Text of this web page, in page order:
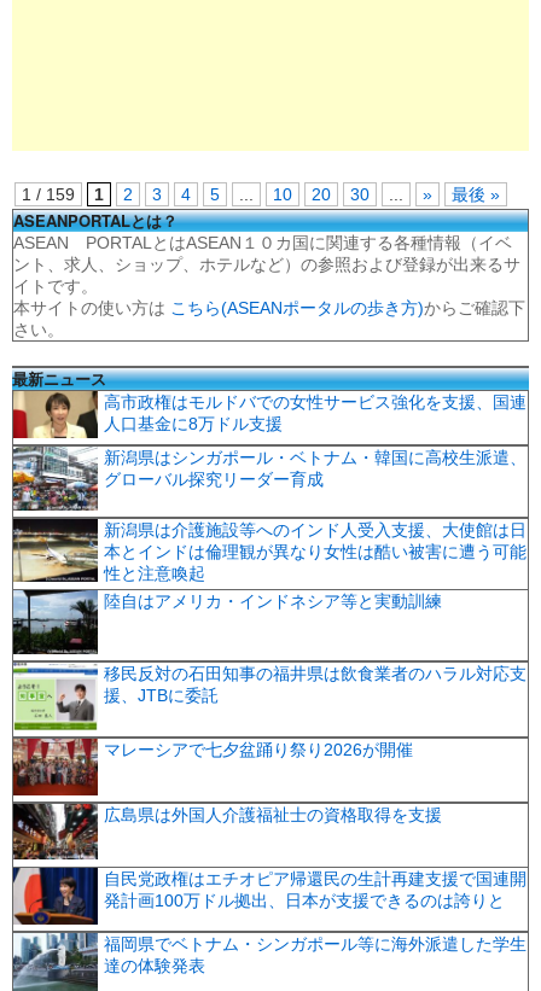
1 / 159 1 2 3 4 5 10 20 30 » 最後 »
ASEANPORTALとは？
ASEAN PORTALとはASEAN１０カ国に関連する各種情報（イベ
ント、求人、ショップ、ホテルなど）の参照および登録が出来るサ
イトです。
本サイトの使い方は こちら(ASEANポータルの歩き方)からご確認下
さい。
最新ニュース
高市政権はモルドバでの女性サービス強化を支援、国連
人口基金に8万ドル支援
新潟県はシンガポール・ベトナム・韓国に高校生派遣、
グローバル探究リーダー育成
新潟県は介護施設等へのインド人受入支援、大使館は日
本とインドは倫理観が異なり女性は酷い被害に遭う可能
性と注意喚起
陸自はアメリカ・インドネシア等と実動訓練
移民反対の石田知事の福井県は飲食業者のハラル対応支
援、JTBに委託
マレーシアで七夕盆踊り祭り2026が開催
広島県は外国人介護福祉士の資格取得を支援
自民党政権はエチオピア帰還民の生計再建支援で国連開
発計画100万ドル拠出、日本が支援できるのは誇りと
福岡県でベトナム・シンガポール等に海外派遣した学生
達の体験発表